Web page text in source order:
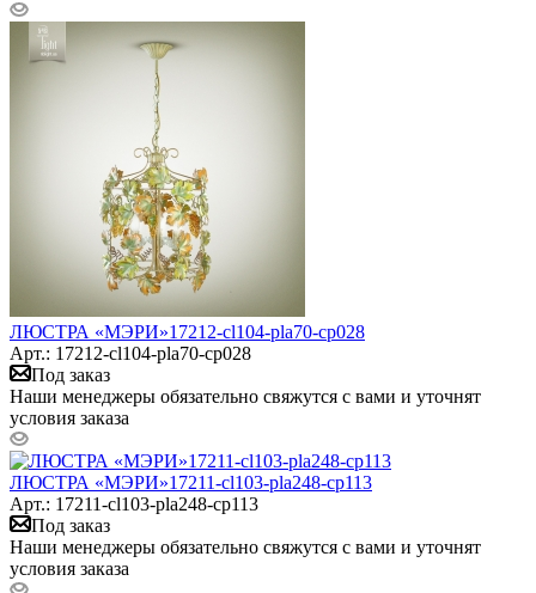
ЛЮСТРА «МЭРИ»17212-cl104-pla70-cp028
Арт.: 17212-cl104-pla70-cp028
Под заказ
Наши менеджеры обязательно свяжутся с вами и уточнят
условия заказа
ЛЮСТРА «МЭРИ»17211-cl103-pla248-cp113
Арт.: 17211-cl103-pla248-cp113
Под заказ
Наши менеджеры обязательно свяжутся с вами и уточнят
условия заказа